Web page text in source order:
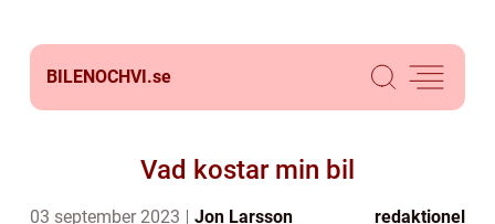
BILENOCHVI.se
Vad kostar min bil
03 september 2023 Jon Larsson redaktionel